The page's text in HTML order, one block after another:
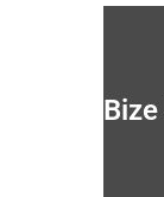
Bize